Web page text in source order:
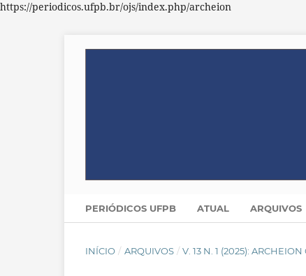
https://periodicos.ufpb.br/ojs/index.php/archeion
PERIÓDICOS UFPB ATUAL ARQUIVOS
INÍCIO / ARQUIVOS / V. 13 N. 1 (2025):